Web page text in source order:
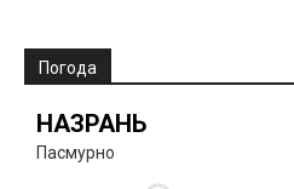
Погода
НАЗРАНЬ
Пасмурно